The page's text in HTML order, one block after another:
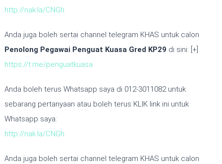
http://nak.la/CNGh
Anda juga boleh sertai channel telegram KHAS untuk calon
Penolong Pegawai Penguat Kuasa Gred KP29 di sini: [+]
https://t.me/penguatkuasa
Anda boleh terus Whatsapp saya di 012-3011082 untuk
sebarang pertanyaan atau boleh terus KLIK link ini untuk
Whatsapp saya:
http://nak.la/CNGh
Anda juga boleh sertai channel telegram KHAS untuk calon